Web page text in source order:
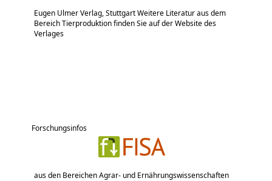
Eugen Ulmer Verlag, Stuttgart Weitere Literatur aus dem
Bereich Tierproduktion finden Sie auf der Website des
Verlages
Forschungsinfos
aus den Bereichen Agrar- und Ernährungswissenschaften